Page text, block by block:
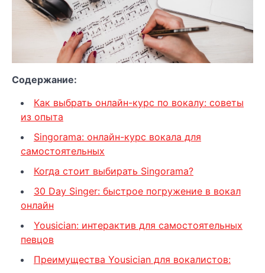
Содержание:
Как выбрать онлайн-курс по вокалу: советы
из опыта
Singorama: онлайн-курс вокала для
самостоятельных
Когда стоит выбирать Singorama?
30 Day Singer: быстрое погружение в вокал
онлайн
Yousician: интерактив для самостоятельных
певцов
Преимущества Yousician для вокалистов: